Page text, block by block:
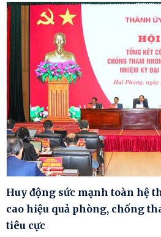
Huy động sức mạnh toàn hệ
cao hiệu quả phòng, chống
tiêu cực